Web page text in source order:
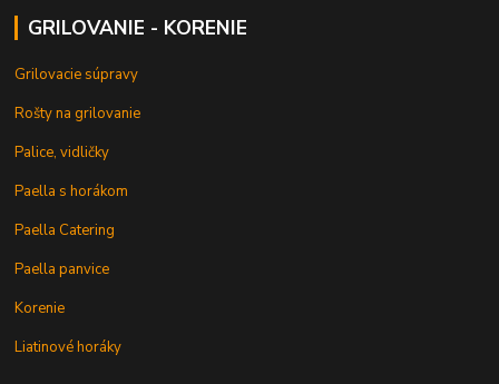
GRILOVANIE - KORENIE
Grilovacie súpravy
Rošty na grilovanie
Palice, vidličky
Paella s horákom
Paella Catering
Paella panvice
Korenie
Liatinové horáky